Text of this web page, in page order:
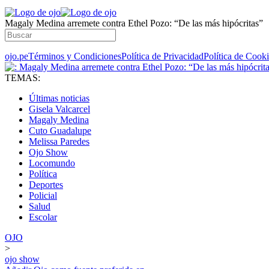
Magaly Medina arremete contra Ethel Pozo: “De las más hipócritas”
ojo.peTérminos y CondicionesPolítica de PrivacidadPolítica de
TEMAS:
Últimas noticias
Gisela Valcarcel
Magaly Medina
Cuto Guadalupe
Melissa Paredes
Ojo Show
Locomundo
Política
Deportes
Policial
Salud
Escolar
OJO
>
ojo show